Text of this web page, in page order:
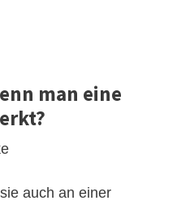
man eine
auch an einer